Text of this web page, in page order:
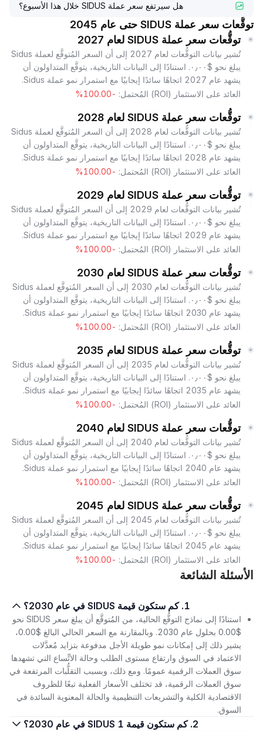
هل سيرتفع سعر عملة SIDUS خلال هذا الأسبوع؟
توقُّعات سعر عملة SIDUS حتى عام 2045
توقُّعات سعر عملة SIDUS لعام 2027
تُشير بيانات التوقُّعات لعام 2027 إلى أن السعر المُتوقَّع لعملة Sidus
يبلغ نحو $٠٫٠٠. استنادًا إلى البيانات التاريخية، يتوقَّع المتداولون أن
يشهد عام 2027 اتجاهًا سائدًا إيجابيًا مع استمرار نمو عملة Sidus.
العائد على الاستثمار (ROI) المُحتمل:
-100.00%
توقُّعات سعر عملة SIDUS لعام 2028
تُشير بيانات التوقُّعات لعام 2028 إلى أن السعر المُتوقَّع لعملة Sidus
يبلغ نحو $٠٫٠٠. استنادًا إلى البيانات التاريخية، يتوقَّع المتداولون أن
يشهد عام 2028 اتجاهًا سائدًا إيجابيًا مع استمرار نمو عملة Sidus.
العائد على الاستثمار (ROI) المُحتمل:
-100.00%
توقُّعات سعر عملة SIDUS لعام 2029
تُشير بيانات التوقُّعات لعام 2029 إلى أن السعر المُتوقَّع لعملة Sidus
يبلغ نحو $٠٫٠٠. استنادًا إلى البيانات التاريخية، يتوقَّع المتداولون أن
يشهد عام 2029 اتجاهًا سائدًا إيجابيًا مع استمرار نمو عملة Sidus.
العائد على الاستثمار (ROI) المُحتمل:
-100.00%
توقُّعات سعر عملة SIDUS لعام 2030
تُشير بيانات التوقُّعات لعام 2030 إلى أن السعر المُتوقَّع لعملة Sidus
يبلغ نحو $٠٫٠٠. استنادًا إلى البيانات التاريخية، يتوقَّع المتداولون أن
يشهد عام 2030 اتجاهًا سائدًا إيجابيًا مع استمرار نمو عملة Sidus.
العائد على الاستثمار (ROI) المُحتمل:
-100.00%
توقُّعات سعر عملة SIDUS لعام 2035
تُشير بيانات التوقُّعات لعام 2035 إلى أن السعر المُتوقَّع لعملة Sidus
يبلغ نحو $٠٫٠٠. استنادًا إلى البيانات التاريخية، يتوقَّع المتداولون أن
يشهد عام 2035 اتجاهًا سائدًا إيجابيًا مع استمرار نمو عملة Sidus.
العائد على الاستثمار (ROI) المُحتمل:
-100.00%
توقُّعات سعر عملة SIDUS لعام 2040
تُشير بيانات التوقُّعات لعام 2040 إلى أن السعر المُتوقَّع لعملة Sidus
يبلغ نحو $٠٫٠٠. استنادًا إلى البيانات التاريخية، يتوقَّع المتداولون أن
يشهد عام 2040 اتجاهًا سائدًا إيجابيًا مع استمرار نمو عملة Sidus.
العائد على الاستثمار (ROI) المُحتمل:
-100.00%
توقُّعات سعر عملة SIDUS لعام 2045
تُشير بيانات التوقُّعات لعام 2045 إلى أن السعر المُتوقَّع لعملة Sidus
يبلغ نحو $٠٫٠٠. استنادًا إلى البيانات التاريخية، يتوقَّع المتداولون أن
يشهد عام 2045 اتجاهًا سائدًا إيجابيًا مع استمرار نمو عملة Sidus.
العائد على الاستثمار (ROI) المُحتمل:
-100.00%
الأسئلة الشائعة
1. كم ستكون قيمة SIDUS في عام 2030؟
استنادًا إلى نماذج التوقُّع الحالية، من المُتوقَّع أن يبلغ سعر SIDUS نحو
$0.00 بحلول عام 2030. وبالمقارنة مع السعر الحالي البالغ $0.00،
يشير ذلك إلى إمكانات نمو طويلة الأجل مدفوعة بتزايد مُعدَّلات
الاعتماد في السوق وارتفاع مستوى الطلب وحالة الاتِّساع التي تشهدها
سوق العملات الرقمية عمومًا. ومع ذلك، وبسبب التقلُّبات المرتفعة في
سوق العملات الرقمية، قد تختلف الأسعار الفعلية تبعًا للظروف
الاقتصادية الكلية والتشريعات التنظيمية والحالة المعنوية السائدة في
السوق.
2. كم ستكون قيمة 1 SIDUS في عام 2030؟